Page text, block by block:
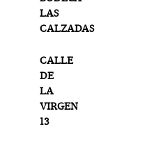
LAS
CALZADAS
CALLE
DE
LA
VIRGEN
13